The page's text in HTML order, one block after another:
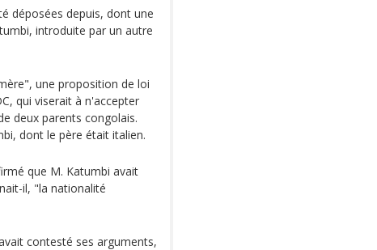
déposées depuis, dont une
introduite par un autre
une proposition de loi
qui viserait à n'accepter
deux parents congolais.
dont le père était italien.
que M. Katumbi avait
il, "la nationalité
contesté ses arguments,